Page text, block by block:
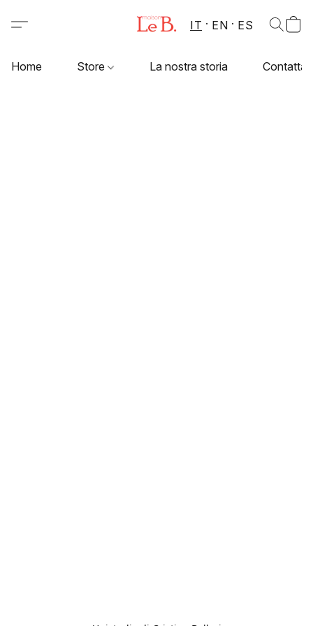
IT EN ES
Home Store La nostra storia